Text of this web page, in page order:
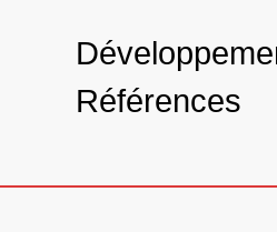
Références